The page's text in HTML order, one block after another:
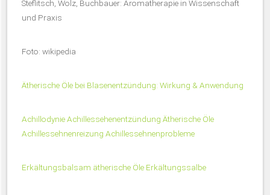
Steflitsch, Wolz, Buchbauer: Aromatherapie in Wissenschaft
und Praxis
Foto: wikipedia
Ätherische Öle bei Blasenentzündung: Wirkung & Anwendung
Achillodynie Achillessehenentzündung Ätherische Öle
Achillessehnenreizung Achillessehnenprobleme
Erkältungsbalsam ätherische Öle Erkältungssalbe